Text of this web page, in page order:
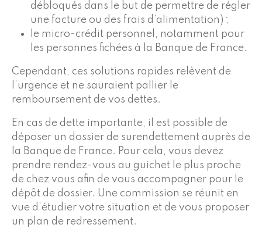
débloqués dans le but de permettre de régler
une facture ou des frais d’alimentation) ;
le micro-crédit personnel, notamment pour
les personnes fichées à la Banque de France.
Cependant, ces solutions rapides relèvent de
l’urgence et ne sauraient pallier le
remboursement de vos dettes.
En cas de dette importante, il est possible de
déposer un dossier de surendettement auprès de
la Banque de France. Pour cela, vous devez
prendre rendez-vous au guichet le plus proche
de chez vous afin de vous accompagner pour le
dépôt de dossier. Une commission se réunit en
vue d’étudier votre situation et de vous proposer
un plan de redressement.